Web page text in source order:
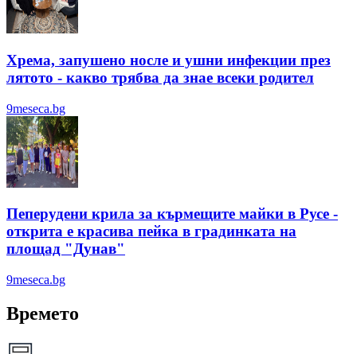
Хрема, запушено носле и ушни инфекции през
лятотo - какво трябва да знае всеки родител
9meseca.bg
Пеперудени крила за кърмещите майки в Русе -
открита е красива пейка в градинката на
площад "Дунав"
9meseca.bg
Времето